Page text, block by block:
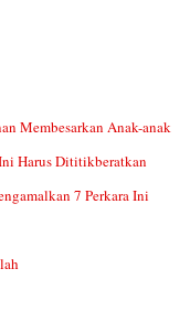
Membesarkan Anak-anak
Harus Dititikberatkan
7 Perkara Ini